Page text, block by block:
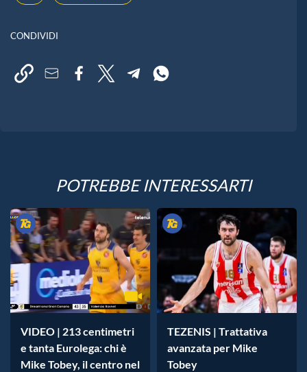
CONDIVIDI
POTREBBE INTERESSARTI
VIDEO | 213 centimetri
e tanta Eurolega: chi è
Mike Tobey, il centro nel
TEZENIS | Trattativa
avanzata per Mike
Tobey